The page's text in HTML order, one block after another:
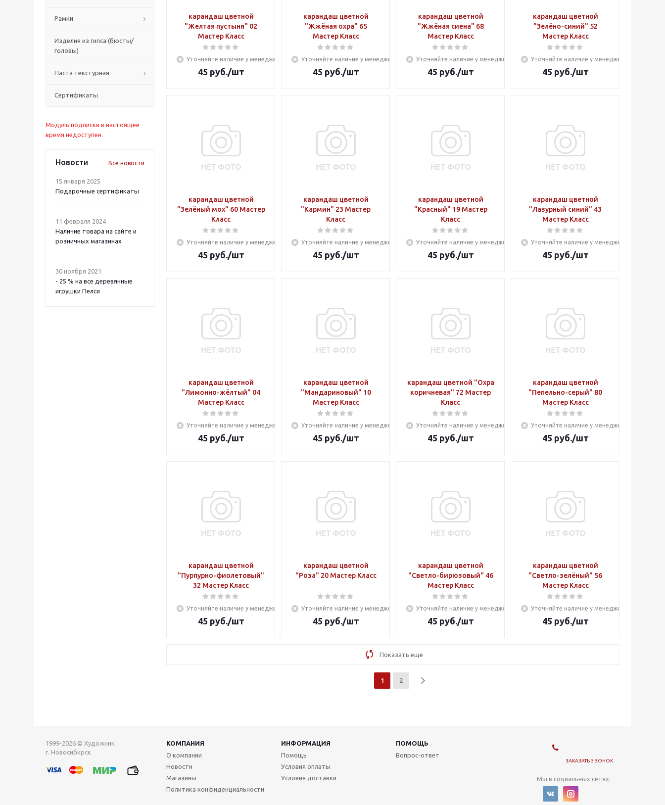
Рамки
Изделия из гипса (бюсты/
головы)
Паста текстурная
Сертификаты
Модуль подписки в настоящее
время недоступен.
Новости Все новости
15 января 2025
Подарочные сертификаты
11 февраля 2024
Наличие товара на сайте и
розничных магазинах
30 ноября 2021
- 25 % на все деревянные
игрушки Пелси
карандаш цветной
"Желтая пустыня" 02
Мастер Класс
Уточняйте наличие у менеджера
45 руб./шт
карандаш цветной
"Жжёная охра" 65
Мастер Класс
Уточняйте наличие у менеджера
45 руб./шт
карандаш цветной
"Жжёная сиена" 68
Мастер Класс
Уточняйте наличие у менеджера
45 руб./шт
карандаш цветной
"Зелёно-синий" 52
Мастер Класс
Уточняйте наличие у менеджера
45 руб./шт
карандаш цветной
"Зелёный мох" 60 Мастер
Класс
Уточняйте наличие у менеджера
45 руб./шт
карандаш цветной
"Кармин" 23 Мастер
Класс
Уточняйте наличие у менеджера
45 руб./шт
карандаш цветной
"Красный" 19 Мастер
Класс
Уточняйте наличие у менеджера
45 руб./шт
карандаш цветной
"Лазурный синий" 43
Мастер Класс
Уточняйте наличие у менеджера
45 руб./шт
карандаш цветной
"Лимонно-жёлтый" 04
Мастер Класс
Уточняйте наличие у менеджера
45 руб./шт
карандаш цветной
"Мандариновый" 10
Мастер Класс
Уточняйте наличие у менеджера
45 руб./шт
карандаш цветной "Охра
коричневая" 72 Мастер
Класс
Уточняйте наличие у менеджера
45 руб./шт
карандаш цветной
"Пепельно-серый" 80
Мастер Класс
Уточняйте наличие у менеджера
45 руб./шт
карандаш цветной
"Пурпурно-фиолетовый"
32 Мастер Класс
Уточняйте наличие у менеджера
45 руб./шт
карандаш цветной
"Роза" 20 Мастер Класс
Уточняйте наличие у менеджера
45 руб./шт
карандаш цветной
"Светло-бирюзовый" 46
Мастер Класс
Уточняйте наличие у менеджера
45 руб./шт
карандаш цветной
"Светло-зелёный" 56
Мастер Класс
Уточняйте наличие у менеджера
45 руб./шт
Показать еще
1 2
1999-2026 © Художник
г. Новосибирск
КОМПАНИЯ ИНФОРМАЦИЯ
ПОМОЩЬ
О компании
Новости
Магазины
Политика конфиденциальности
Помощь
Условия оплаты
Условия доставки
Вопрос-ответ
ЗАКАЗАТЬ ЗВОНОК
Мы в социальных сетях: